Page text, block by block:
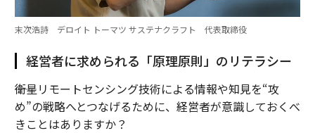
末次浩詩 デロイト トーマツ サステナクラフト 代表取締役
経営者に求められる「原理原則」のリテラシー
――衛星リモートセンシング技術による情報や知見を“攻
め”の戦略へとつなげるために、経営者が意識しておくべ
きことはありますか？